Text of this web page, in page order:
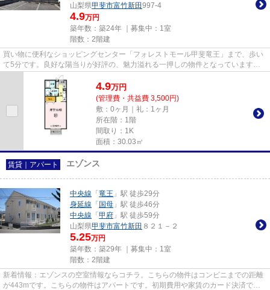
山梨県甲斐市富竹新田997-4
4.9万円
築年数：築24年 ｜募集中： 1室
階数：2階建
買い物に便利なショッピングセンター「フォレストモール甲斐竜王」まで、歩い
て5分です。良好な陽当りが好評の、魅力溢れる一押しの物件となっています。
こちらの物件はアパートです。...
4.9万円
(管理費・共益費 3,500円)
敷：0ヶ月｜礼：1ヶ月
所在階：1階
間取り：1K
面積：30.03㎡
賃貸｜アパート エゾンス
中央線 「 竜王 」駅 徒歩29分
身延線 「 国母 」駅 徒歩46分
中央線 「 甲府 」駅 徒歩59分
山梨県甲斐市富竹新田 ８２１－２
5.25万円
築年数：築29年 ｜募集中： 1室
階数：2階建
新着情報：エゾンスの空室情報ならコチラ。こちらの物件はコンビニまでの距離
が443mです。こちらの物件はアパートです。初期費用や家賃のカード決済で、